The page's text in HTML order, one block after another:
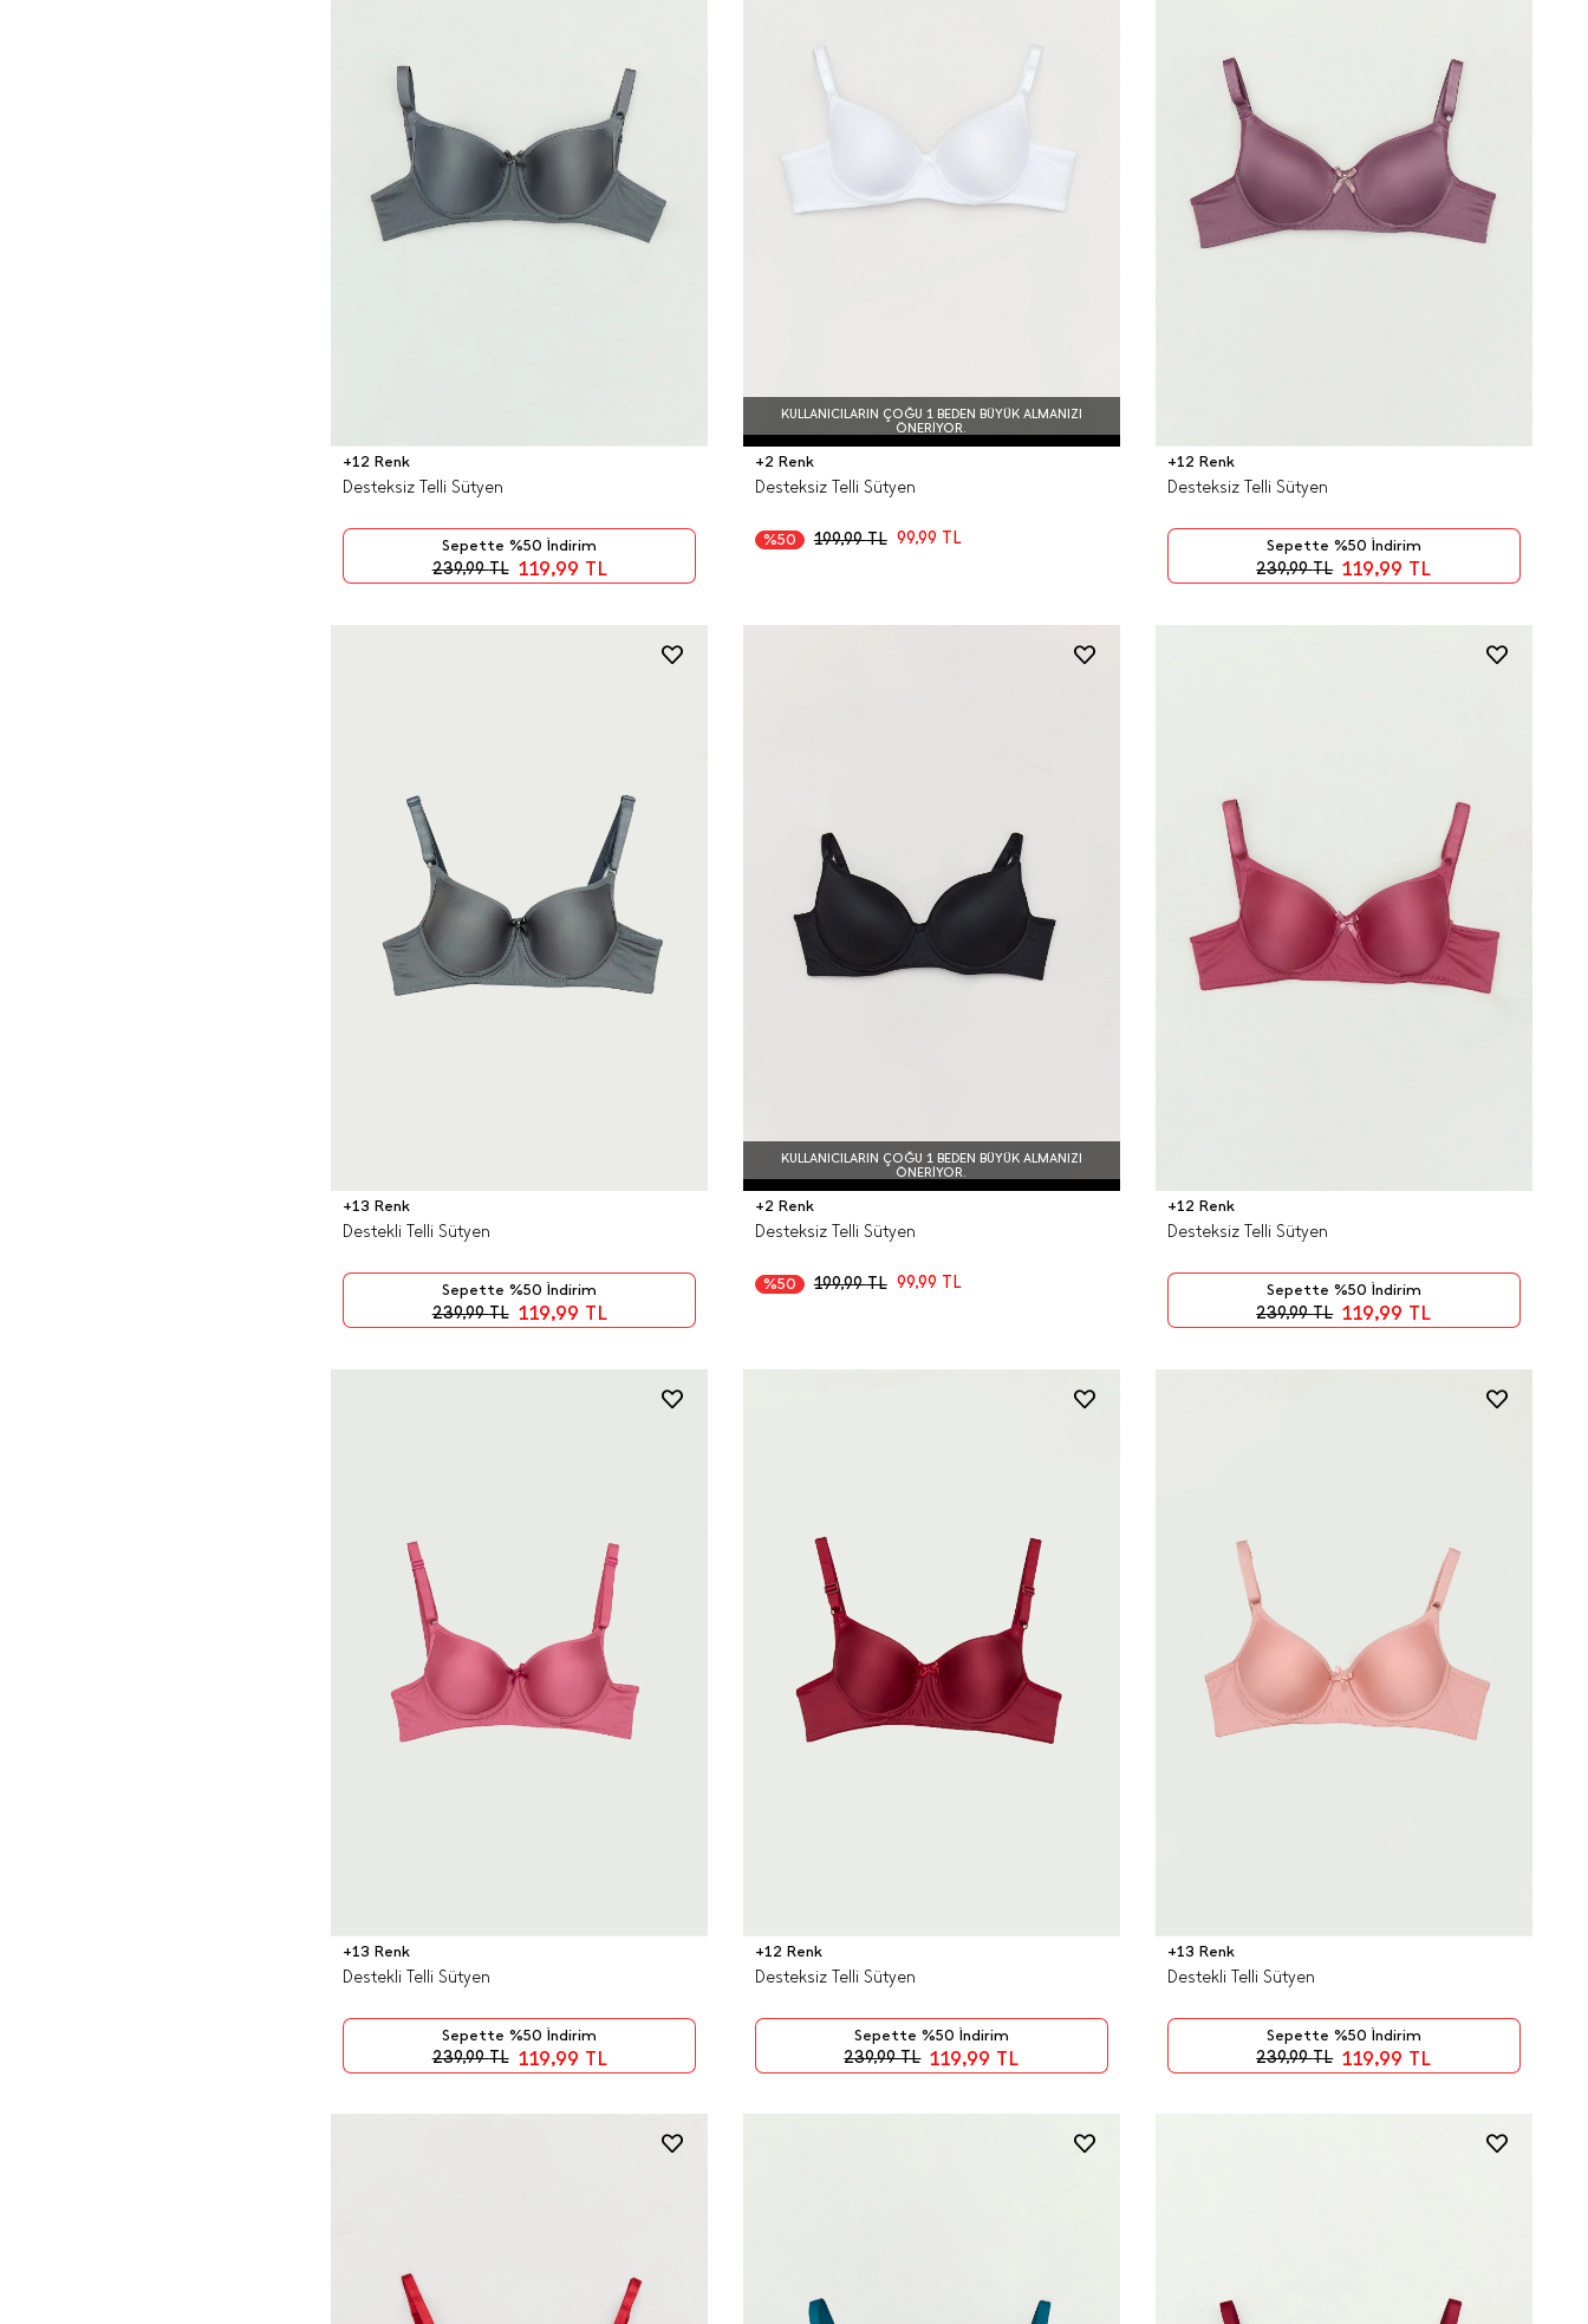
+12 Renk
Desteksiz Telli Sütyen
239,99TL 119,99 TL
Sepette %50 İndirim
KULLANICILARIN ÇOĞU 1 BEDEN BÜYÜK ALMANIZI
ÖNERIYOR.
+2 Renk
Desteksiz Telli Sütyen
199,99TL 99,99 TL
%50
+12 Renk
Desteksiz Telli Sütyen
239,99TL 119,99 TL
Sepette %50 İndirim
+13 Renk
Destekli Telli Sütyen
239,99TL 119,99 TL
Sepette %50 İndirim
KULLANICILARIN ÇOĞU 1 BEDEN BÜYÜK ALMANIZI
ÖNERIYOR.
+2 Renk
Desteksiz Telli Sütyen
199,99TL 99,99 TL
%50
+12 Renk
Desteksiz Telli Sütyen
239,99TL 119,99 TL
Sepette %50 İndirim
+13 Renk
Destekli Telli Sütyen
239,99TL 119,99 TL
Sepette %50 İndirim
+12 Renk
Desteksiz Telli Sütyen
239,99TL 119,99 TL
Sepette %50 İndirim
+13 Renk
Destekli Telli Sütyen
239,99TL 119,99 TL
Sepette %50 İndirim